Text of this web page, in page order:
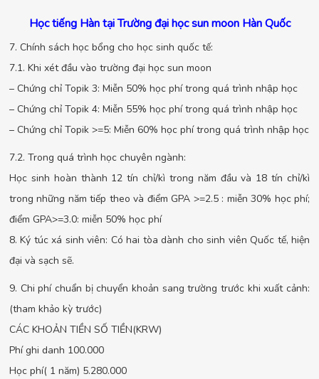
Học tiếng Hàn tại Trường đại học sun moon Hàn Quốc
7. Chính sách học bổng cho học sinh quốc tế:
7.1. Khi xét đầu vào trường đại học sun moon
– Chứng chỉ Topik 3: Miễn 50% học phí trong quá trình nhập học
– Chứng chỉ Topik 4: Miễn 55% học phí trong quá trình nhập học
– Chứng chỉ Topik >=5: Miễn 60% học phí trong quá trình nhập học
7.2. Trong quá trình học chuyên ngành:
Học sinh hoàn thành 12 tín chỉ/kì trong năm đầu và 18 tín chỉ/kì
trong những năm tiếp theo và điểm GPA >=2.5 : miễn 30% học phí;
điểm GPA>=3.0: miễn 50% học phí
8. Ký túc xá sinh viên: Có hai tòa dành cho sinh viên Quốc tế, hiện
đại và sạch sẽ.
9. Chi phí chuẩn bị chuyển khoản sang trường trước khi xuất cảnh:
(tham khảo kỳ trước)
CÁC KHOẢN TIỀN SỐ TIỀN(KRW)
Phí ghi danh 100.000
Học phí( 1 năm) 5.280.000